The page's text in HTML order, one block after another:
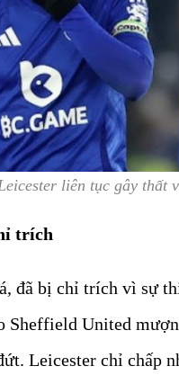
liên tục gây thất
trích
đã bị chỉ trích vì sự
Sheffield United
Leicester chỉ chấp